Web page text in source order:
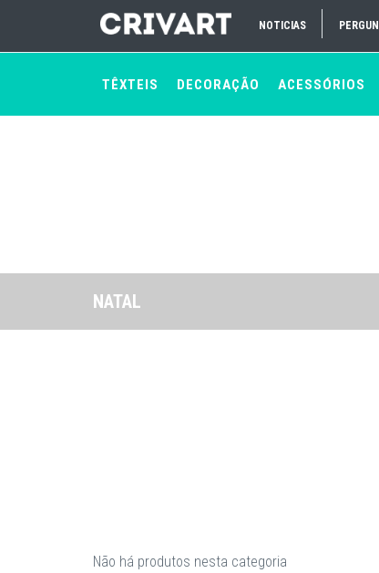
NOTICIAS
TÊXTEIS DECORAÇÃO ACESSÓRIOS
NATAL
Não há produtos nesta categoria